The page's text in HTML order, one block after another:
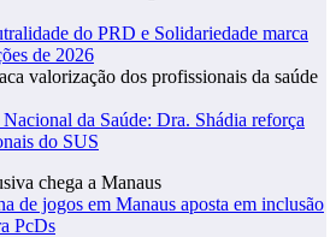
do PRD e Solidariedade marca
de 2026
da Saúde: Dra. Shádia reforça
do SUS
de jogos em Manaus aposta em inclusão
PcDs